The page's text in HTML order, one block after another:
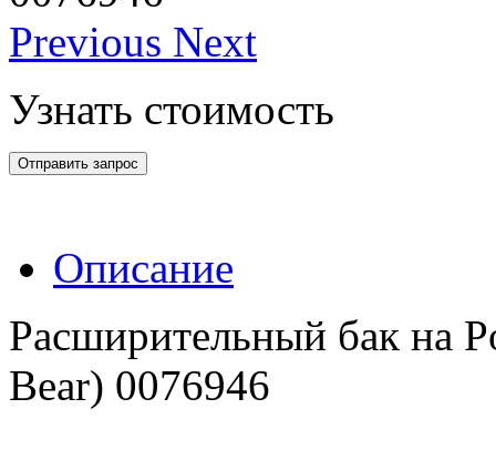
Previous Next
Узнать стоимость
Отправить запрос
Описание
Расширительный бак на
Bear) 0076946